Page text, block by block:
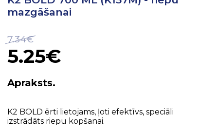
mazgāšanai
7.34€
5.25€
Apraksts.
K2 BOLD ērti lietojams, ļoti efektīvs, speciāli
izstrādāts riepu kopšanai.